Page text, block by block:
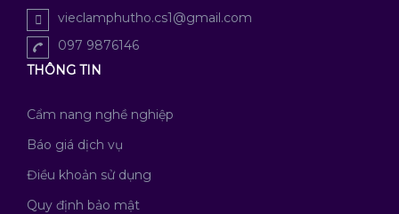
vieclamphutho.cs1@gmail.com
097 9876146
THÔNG TIN
Cẩm nang nghề nghiệp
Báo giá dịch vụ
Điều khoản sử dụng
Quy định bảo mật